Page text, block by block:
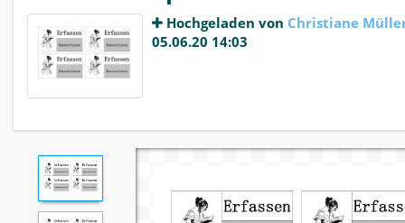
Hochgeladen von Christiane
05.06.20 14:03